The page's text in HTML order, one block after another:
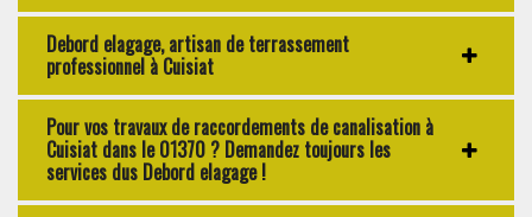
Debord elagage, artisan de terrassement
professionnel à Cuisiat
Pour vos travaux de raccordements de canalisation à
Cuisiat dans le 01370 ? Demandez toujours les
services dus Debord elagage !